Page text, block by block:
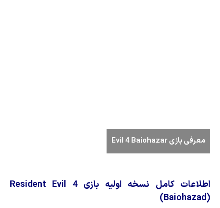
معرفی بازی Evil 4 Baiohazar
اطلاعات کامل نسخه اولیه بازی Resident Evil 4
(Baiohazad)